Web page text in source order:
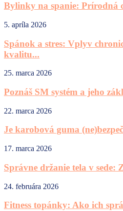
Bylinky na spanie: Prírodná
5. apríla 2026
Spánok a stres: Vplyv
kvalitu...
25. marca 2026
Poznáš SM systém a jeho
22. marca 2026
Je karobová guma
17. marca 2026
Správne držanie tela v sede:
24. februára 2026
Fitness topánky: Ako ich